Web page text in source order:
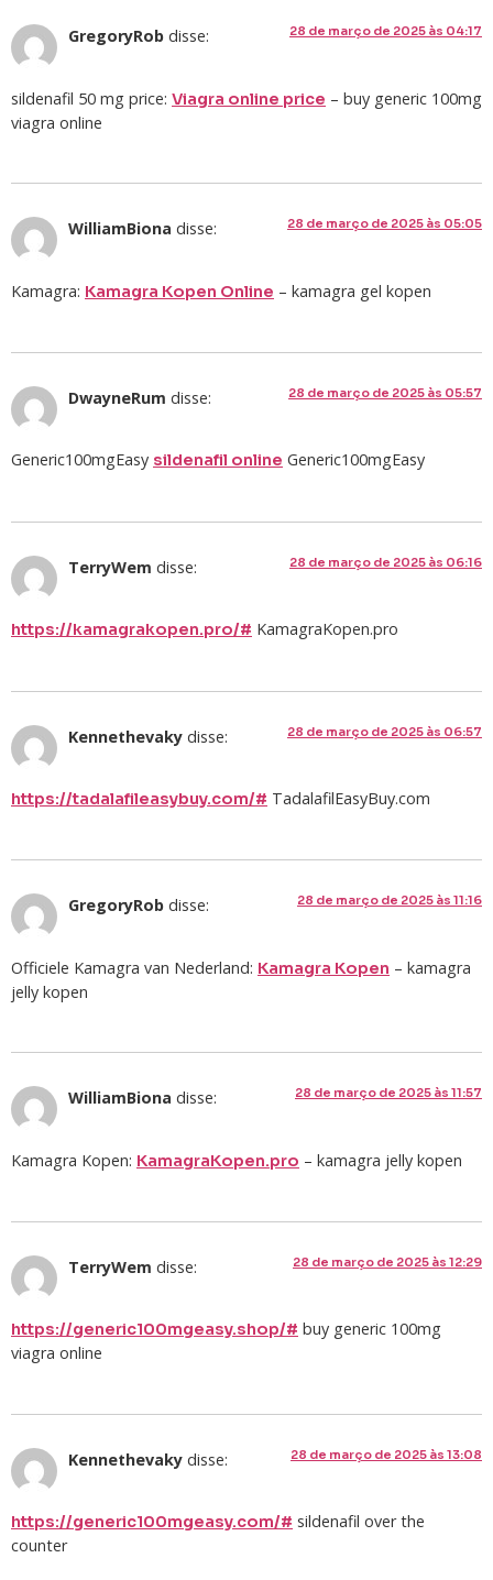
GregoryRob disse: 28 de março de 2025 às 04:17
sildenafil 50 mg price: Viagra online price – buy generic 100mg
viagra online
WilliamBiona disse: 28 de março de 2025 às 05:05
Kamagra: Kamagra Kopen Online – kamagra gel kopen
DwayneRum disse: 28 de março de 2025 às 05:57
Generic100mgEasy sildenafil online Generic100mgEasy
TerryWem disse: 28 de março de 2025 às 06:16
https://kamagrakopen.pro/# KamagraKopen.pro
Kennethevaky disse: 28 de março de 2025 às 06:57
https://tadalafileasybuy.com/# TadalafilEasyBuy.com
GregoryRob disse: 28 de março de 2025 às 11:16
Officiele Kamagra van Nederland: Kamagra Kopen – kamagra
jelly kopen
WilliamBiona disse: 28 de março de 2025 às 11:57
Kamagra Kopen: KamagraKopen.pro – kamagra jelly kopen
TerryWem disse: 28 de março de 2025 às 12:29
https://generic100mgeasy.shop/# buy generic 100mg
viagra online
Kennethevaky disse: 28 de março de 2025 às 13:08
https://generic100mgeasy.com/# sildenafil over the
counter